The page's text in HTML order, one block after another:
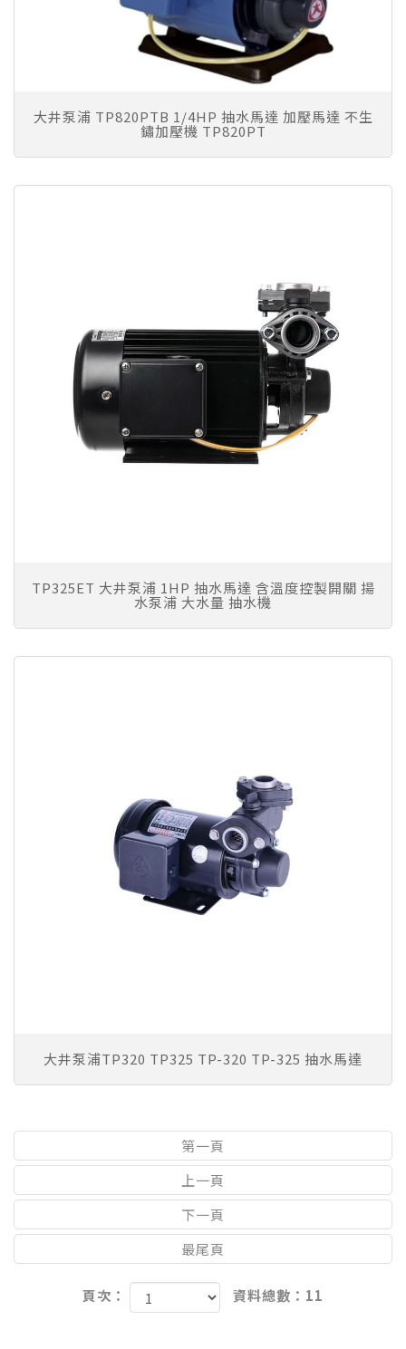
大井泵浦 TP820PTB 1/4HP 抽水馬達 加壓馬達 不生
鏽加壓機 TP820PT
TP325ET 大井泵浦 1HP 抽水馬達 含溫度控製開關 揚
水泵浦 大水量 抽水機
大井泵浦TP320 TP325 TP-320 TP-325 抽水馬達
第一頁
上一頁
下一頁
最尾頁
頁次： 資料總數：11